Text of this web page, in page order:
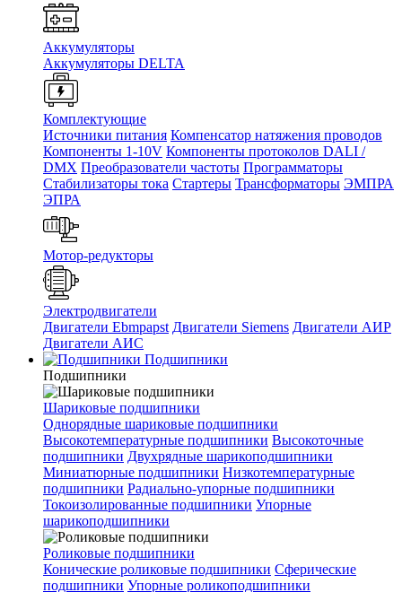
Аккумуляторы
Аккумуляторы DELTA
Комплектующие
Источники питания Компенсатор натяжения проводов
Компоненты 1-10V Компоненты протоколов DALI /
DMX Преобразователи частоты Программаторы
Стабилизаторы тока Стартеры Трансформаторы ЭМПРА
ЭПРА
Мотор-редукторы
Электродвигатели
Двигатели Ebmpapst Двигатели Siemens Двигатели АИР
Двигатели АИС
Подшипники
Подшипники
Шариковые подшипники
Однорядные шариковые подшипники
Высокотемпературные подшипники Высокоточные
подшипники Двухрядные шарикоподшипники
Миниатюрные подшипники Низкотемпературные
подшипники Радиально-упорные подшипники
Токоизолированные подшипники Упорные
шарикоподшипники
Роликовые подшипники
Конические роликовые подшипники Сферические
подшипники Упорные роликоподшипники